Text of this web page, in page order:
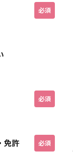
必須
必須
免許 必須